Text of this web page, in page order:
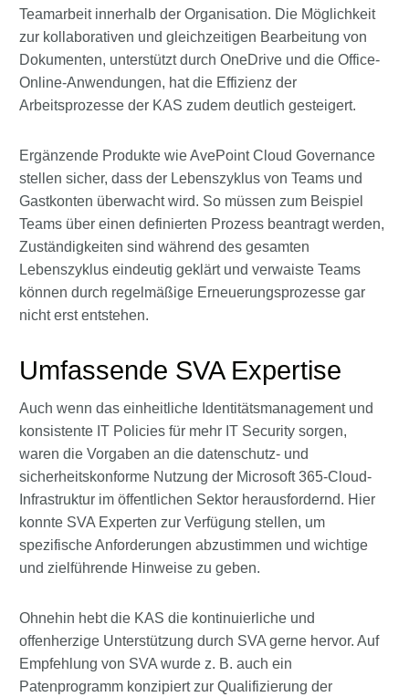
Teamarbeit innerhalb der Organisation. Die Möglichkeit
zur kollaborativen und gleichzeitigen Bearbeitung von
Dokumenten, unterstützt durch OneDrive und die Office-
Online-Anwendungen, hat die Effizienz der
Arbeitsprozesse der KAS zudem deutlich gesteigert.
Ergänzende Produkte wie AvePoint Cloud Governance
stellen sicher, dass der Lebenszyklus von Teams und
Gastkonten überwacht wird. So müssen zum Beispiel
Teams über einen definierten Prozess beantragt werden,
Zuständigkeiten sind während des gesamten
Lebenszyklus eindeutig geklärt und verwaiste Teams
können durch regelmäßige Erneuerungsprozesse gar
nicht erst entstehen.
Umfassende SVA Expertise
Auch wenn das einheitliche Identitätsmanagement und
konsistente IT Policies für mehr IT Security sorgen,
waren die Vorgaben an die datenschutz- und
sicherheitskonforme Nutzung der Microsoft 365-Cloud-
Infrastruktur im öffentlichen Sektor herausfordernd. Hier
konnte SVA Experten zur Verfügung stellen, um
spezifische Anforderungen abzustimmen und wichtige
und zielführende Hinweise zu geben.
Ohnehin hebt die KAS die kontinuierliche und
offenherzige Unterstützung durch SVA gerne hervor. Auf
Empfehlung von SVA wurde z. B. auch ein
Patenprogramm konzipiert zur Qualifizierung der